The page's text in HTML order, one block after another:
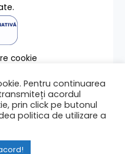
cookie
07/09/2024
Pentru continuarea
acordul
prin click pe butonul
politica de utilizare a